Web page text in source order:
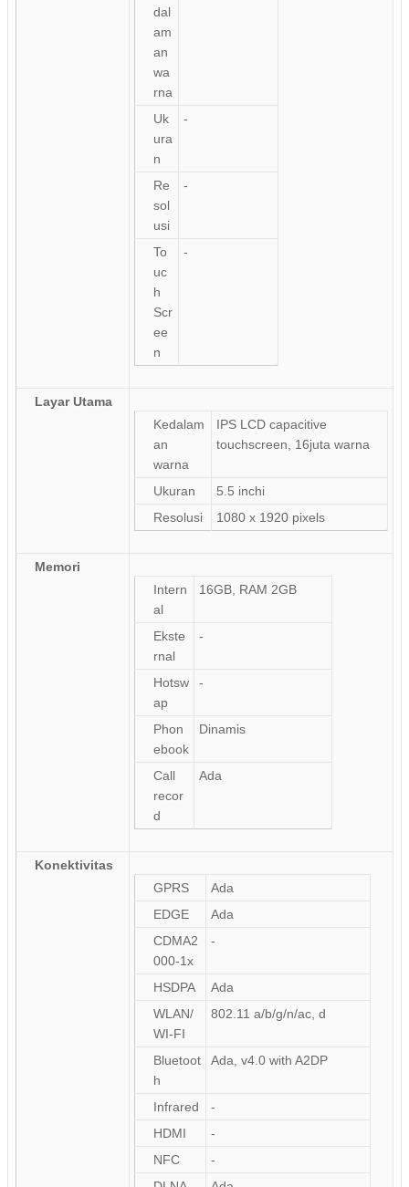
dal
am
an
wa
rna
Uk
ura
n
-
Re
sol
usi
-
To
uc
h
Scr
ee
n
-
Layar Utama
Kedalam
an
warna
IPS LCD capacitive
touchscreen, 16juta warna
Ukuran
5.5 inchi
Resolusi
1080 x 1920 pixels
Memori
Intern
al
16GB, RAM 2GB
Ekste
rnal
-
Hotsw
ap
-
Phon
ebook
Dinamis
Call
recor
d
Ada
Konektivitas
GPRS
Ada
EDGE
Ada
CDMA2
000-1x
-
HSDPA
Ada
WLAN/
WI-FI
802.11 a/b/g/n/ac, d
Bluetoot
h
Ada, v4.0 with A2DP
Infrared
-
HDMI
-
NFC
-